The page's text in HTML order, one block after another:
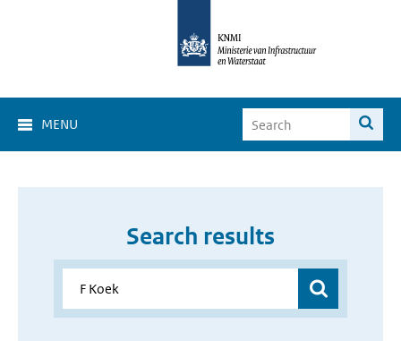
MENU
Search results